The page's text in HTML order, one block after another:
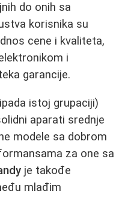
do onih sa
korisnika su
cene i kvaliteta,
i
garancije.
istoj grupaciji)
aparati srednje
modele sa dobrom
za one sa
je takođe
mlađim